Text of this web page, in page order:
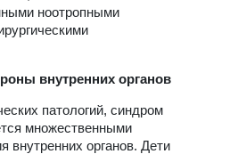
ноотропными
внутренних органов
патологий, синдром
множественными
внутренних органов. Дети